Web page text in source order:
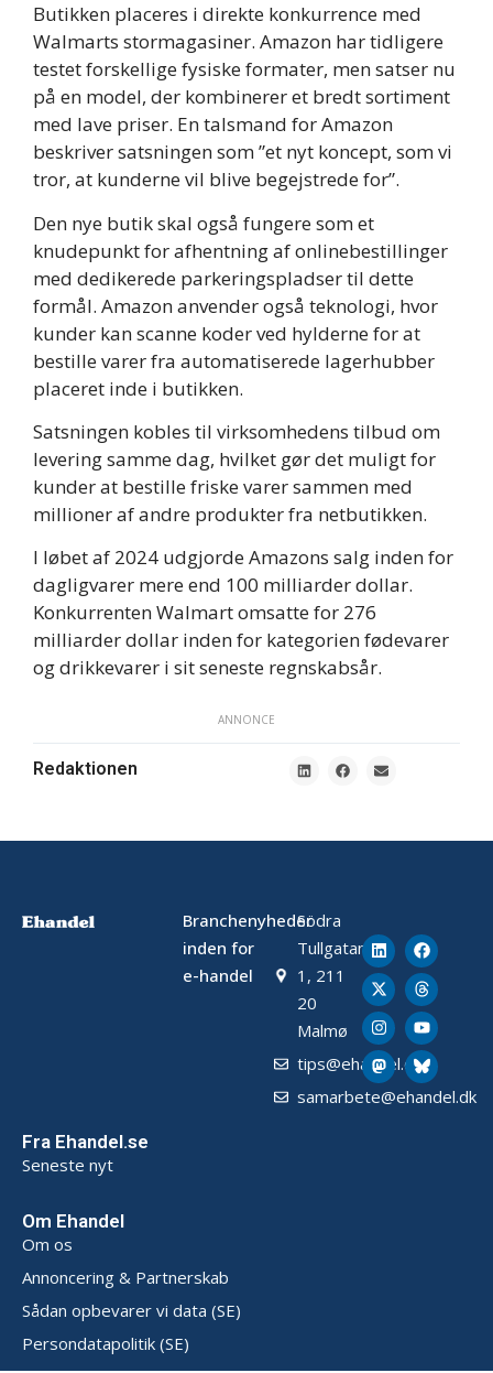
Butikken placeres i direkte konkurrence med
Walmarts stormagasiner. Amazon har tidligere
testet forskellige fysiske formater, men satser nu
på en model, der kombinerer et bredt sortiment
med lave priser. En talsmand for Amazon
beskriver satsningen som ”et nyt koncept, som vi
tror, at kunderne vil blive begejstrede for”.
Den nye butik skal også fungere som et
knudepunkt for afhentning af onlinebestillinger
med dedikerede parkeringspladser til dette
formål. Amazon anvender også teknologi, hvor
kunder kan scanne koder ved hylderne for at
bestille varer fra automatiserede lagerhubber
placeret inde i butikken.
Satsningen kobles til virksomhedens tilbud om
levering samme dag, hvilket gør det muligt for
kunder at bestille friske varer sammen med
millioner af andre produkter fra netbutikken.
I løbet af 2024 udgjorde Amazons salg inden for
dagligvarer mere end 100 milliarder dollar.
Konkurrenten Walmart omsatte for 276
milliarder dollar inden for kategorien fødevarer
og drikkevarer i sit seneste regnskabsår.
ANNONCE
Redaktionen
Branchenyheder
inden for
e-handel
Södra
Tullgatan
1, 211
20
Malmø
tips@ehandel.dk
samarbete@ehandel.dk
Fra Ehandel.se
Seneste nyt
Om Ehandel
Om os
Annoncering & Partnerskab
Sådan opbevarer vi data (SE)
Persondatapolitik (SE)